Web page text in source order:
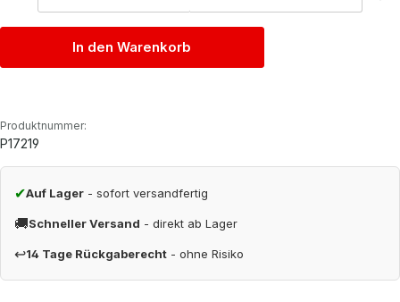
In den Warenkorb
Produktnummer:
P17219
✔Auf Lager - sofort versandfertig
🚚Schneller Versand - direkt ab Lager
↩14 Tage Rückgaberecht - ohne Risiko